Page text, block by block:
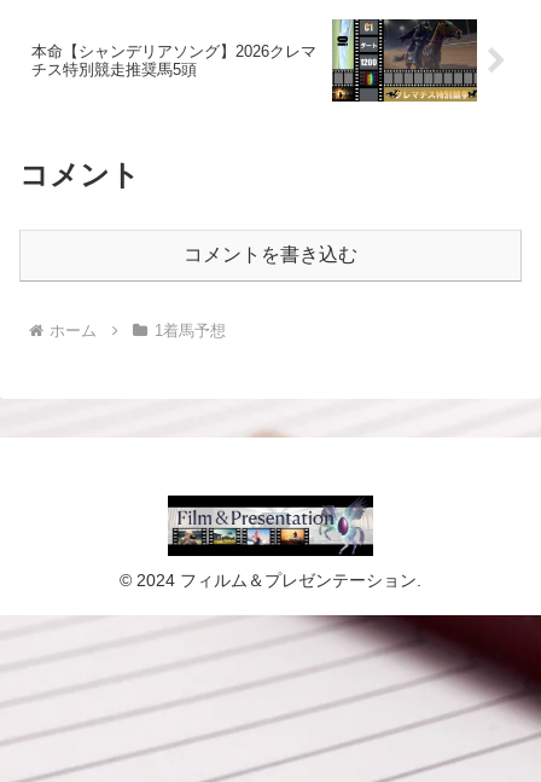
本命【シャンデリアソング】2026クレマ
チス特別競走推奨馬5頭
コメント
コメントを書き込む
ホーム 1着馬予想
© 2024 フィルム＆プレゼンテーション.